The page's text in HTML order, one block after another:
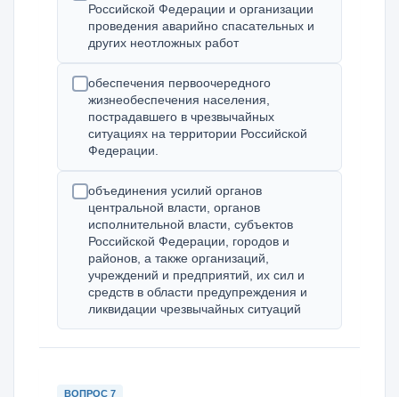
Российской Федерации и организации
проведения аварийно спасательных и
других неотложных работ
обеспечения первоочередного
жизнеобеспечения населения,
пострадавшего в чрезвычайных
ситуациях на территории Российской
Федерации.
объединения усилий органов
центральной власти, органов
исполнительной власти, субъектов
Российской Федерации, городов и
районов, а также организаций,
учреждений и предприятий, их сил и
средств в области предупреждения и
ликвидации чрезвычайных ситуаций
ВОПРОС 7